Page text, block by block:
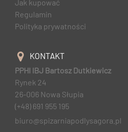
Jak kupować
Regulamin
Polityka prywatności
KONTAKT
PPHI IBJ Bartosz Dutkiewicz
Rynek 24
26-006 Nowa Słupia
(+48) 691 955 195
biuro@spizarniapodlysagora.pl